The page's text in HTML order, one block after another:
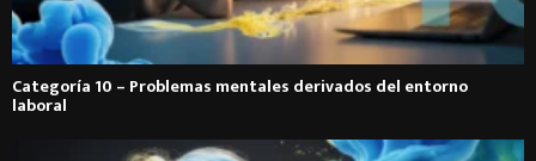
Categoría 10 – Problemas mentales derivados del entorno
laboral